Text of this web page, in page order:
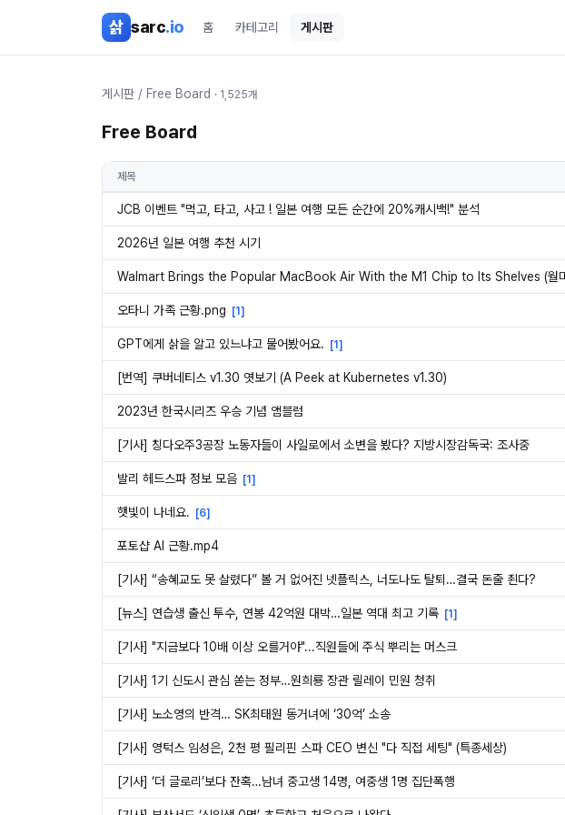
삵 sarc.io 홈 카테고리 게시판
게시판 / Free Board · 1,525개
Free Board
제목
JCB 이벤트 "먹고, 타고, 사고 ! 일본 여행 모든 순간에 20%캐시백!" 분석
2026년 일본 여행 추천 시기
Walmart Brings the Popular MacBook Air With the M1 Chip to Its Shelves (월
오타니 가족 근황.png [1 ]
GPT에게 삵을 알고 있느냐고 물어봤어요. [1 ]
[번역] 쿠버네티스 v1.30 엿보기 (A Peek at Kubernetes v1.30)
2023년 한국시리즈 우승 기념 앰블럼
[기사] 칭다오주3공장 노동자들이 사일로에서 소변을 봤다? 지방시장감독국: 조사중
발리 헤드스파 정보 모음 [1 ]
햇빛이 나네요. [6]
포토샵 AI 근황.mp4
[기사] “송혜교도 못 살렸다” 볼 거 없어진 넷플릭스, 너도나도 탈퇴…결국 돈줄 죈다?
[뉴스] 연습생 출신 투수, 연봉 42억원 대박…일본 역대 최고 기록 [1 ]
[기사] "지금보다 10배 이상 오를거야"...직원들에 주식 뿌리는 머스크
[기사] 1기 신도시 관심 쏟는 정부…원희룡 장관 릴레이 민원 청취
[기사] 노소영의 반격… SK최태원 동거녀에 ‘30억’ 소송
[기사] 영턱스 임성은, 2천 평 필리핀 스파 CEO 변신 "다 직접 세팅" (특종세상)
[기사] ‘더 글로리’보다 잔혹…남녀 중고생 14명, 여중생 1명 집단폭행